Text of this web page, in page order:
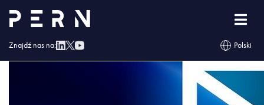
Znajdź nas na: Polski
kont_fund